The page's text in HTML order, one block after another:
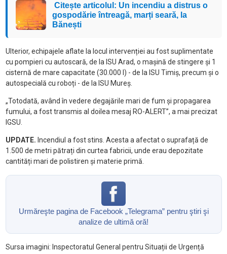
Citește articolul: Un incendiu a distrus o
gospodărie întreagă, marți seară, la
Bănești
Ulterior, echipajele aflate la locul intervenției au fost suplimentate
cu pompieri cu autoscară, de la ISU Arad, o mașină de stingere și 1
cisternă de mare capacitate (30.000 l) - de la ISU Timiș, precum și o
autospecială cu roboți - de la ISU Mureș.
„Totodată, având în vedere degajările mari de fum și propagarea
fumului, a fost transmis al doilea mesaj RO-ALERT”, a mai precizat
IGSU.
UPDATE. Incendiul a fost stins. Acesta a afectat o suprafață de
1.500 de metri pătrați din curtea fabricii, unde erau depozitate
cantități mari de polistiren și materie primă.
Urmăreşte pagina de Facebook „Telegrama” pentru ştiri şi
analize de ultimă oră!
Sursa imagini: Inspectoratul General pentru Situații de Urgență